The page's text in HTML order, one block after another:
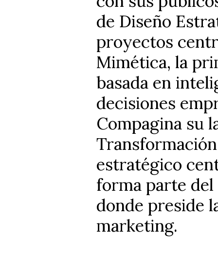
de Diseño
proyectos
Mimética, la
basada en
decisiones
Compagina su
estratégico
forma parte
donde preside
marketing.